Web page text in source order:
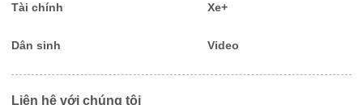
Tài chính Xe+
Dân sinh Video
Liên hệ với chúng tôi